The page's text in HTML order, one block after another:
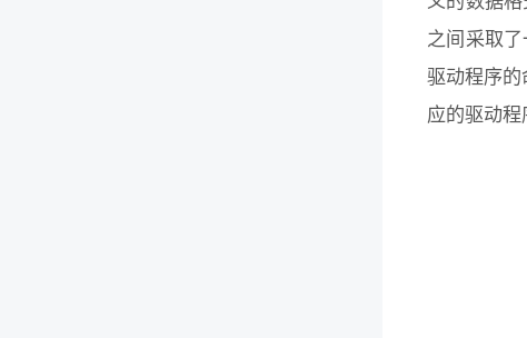
之间采取
驱动程序的
应的驱动程